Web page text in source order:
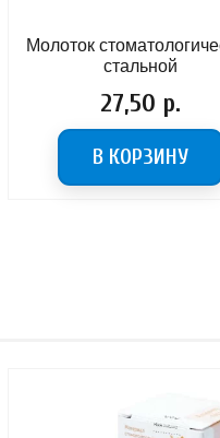
Молоток стоматологический
стальной
27,50 р.
В КОРЗИНУ